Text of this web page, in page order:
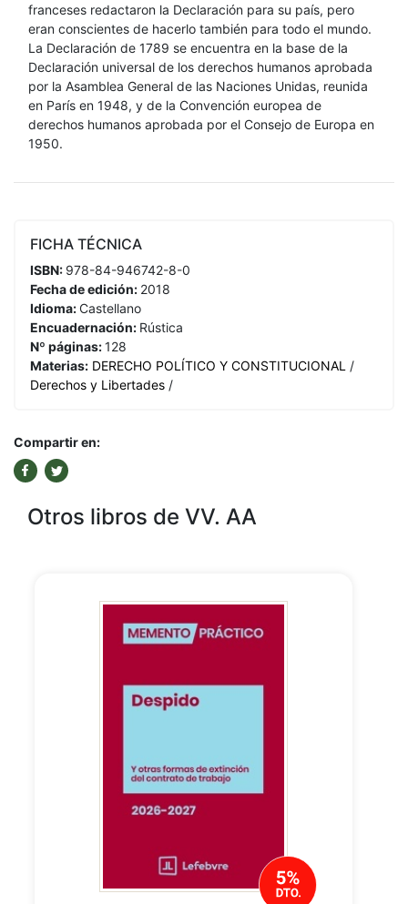
franceses redactaron la Declaración para su país, pero
eran conscientes de hacerlo también para todo el mundo.
La Declaración de 1789 se encuentra en la base de la
Declaración universal de los derechos humanos aprobada
por la Asamblea General de las Naciones Unidas, reunida
en París en 1948, y de la Convención europea de
derechos humanos aprobada por el Consejo de Europa en
1950.
FICHA TÉCNICA
ISBN: 978-84-946742-8-0
Fecha de edición: 2018
Idioma:Castellano
Encuadernación: Rústica
Nº páginas:128
Materias: DERECHO POLÍTICO Y CONSTITUCIONAL /
Derechos y Libertades /
Compartir en:
Otros libros de VV. AA